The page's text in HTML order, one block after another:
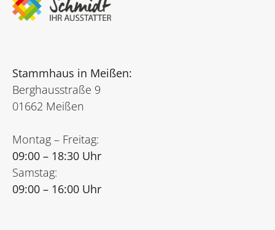
Stammhaus in Meißen:
Berghausstraße 9
01662 Meißen
Montag – Freitag:
09:00 – 18:30 Uhr
Samstag:
09:00 – 16:00 Uhr